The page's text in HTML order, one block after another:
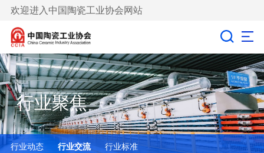
欢迎进入中国陶瓷工业协会网站
行业聚焦
行业动态 行业交流 行业标准